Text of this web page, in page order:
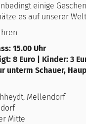
einige
es auf unserer
15.00 Uhr
8 Euro | Kinder: 3
unterm Schauer,
Mellendorf
Mitte